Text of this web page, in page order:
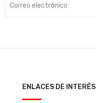
ENLACES DE INTERÉS